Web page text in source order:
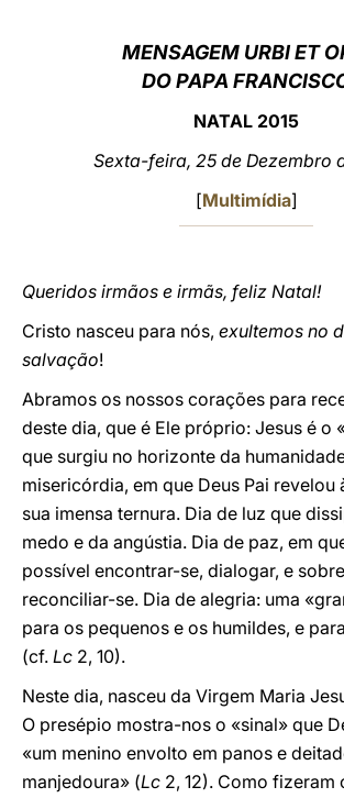
MENSAGEM URBI ET
DO PAPA
NATAL 2015
Sexta-feira, 25 de Dezembro
[Multimídia]
Queridos irmãos e irmãs, feliz Natal!
Cristo nasceu para nós, exultemos no
salvação!
Abramos os nossos corações para
deste dia, que é Ele próprio: Jesus é o
que surgiu no horizonte da
misericórdia, em que Deus Pai revelou
sua imensa ternura. Dia de luz que
medo e da angústia. Dia de paz, em
possível encontrar-se, dialogar, e
reconciliar-se. Dia de alegria: uma
para os pequenos e os humildes, e
(cf. Lc 2, 10).
Neste dia, nasceu da Virgem Maria
O presépio mostra-nos o «sinal» que
«um menino envolto em panos e
manjedoura» (Lc 2, 12). Como fizeram